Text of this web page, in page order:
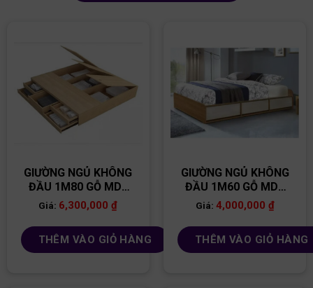
GIƯỜNG NGỦ KHÔNG
ĐẦU 1M80 GỖ MDF
GN67
Giá: 6,300,000₫
THÊM VÀO GIỎ HÀNG
GIƯỜNG NGỦ KHÔNG
ĐẦU 1M60 GỖ MDF
GN60
Giá: 4,000,000 ₫
THÊM VÀO GIỎ HÀNG